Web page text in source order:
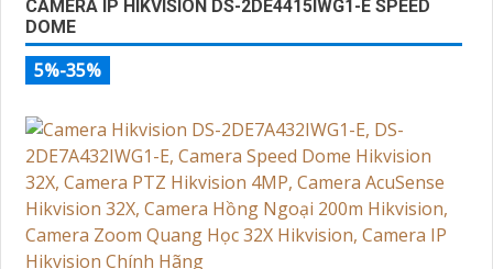
CAMERA IP HIKVISION DS-2DE4415IWG1-E SPEED
DOME
5%-35%